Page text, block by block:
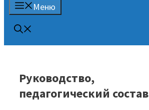
Меню
Руководство,
педагогический состав